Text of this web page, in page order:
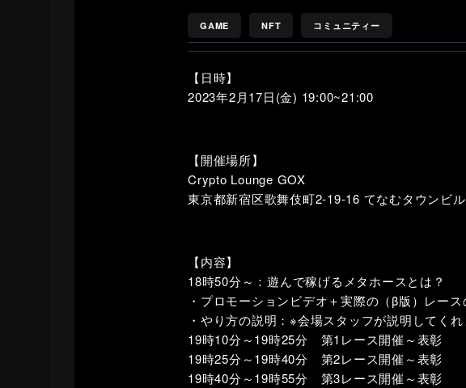
GAME NFT コミュニティー
【日時】
2023年2月17日(金) 19:00~21:00
【開催場所】
Crypto Lounge GOX
東京都新宿区歌舞伎町2-19-16 てなむタウンビ
【内容】
18時50分～：遊んで稼げるメタホースとは？
・プロモーションビデオ＋実際の（β版）レース
・やり方の説明：※会場スタッフが説明してくれ
19時10分～19時25分 第1レース開催～表彰
19時25分～19時40分 第2レース開催～表彰
19時40分～19時55分 第3レース開催～表彰